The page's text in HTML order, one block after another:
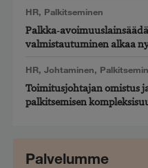
HR, Palkitseminen
valmistautuminen alkaa
HR, Johtaminen,
Toimitusjohtajan omistus
palkitsemisen
Palvelumme